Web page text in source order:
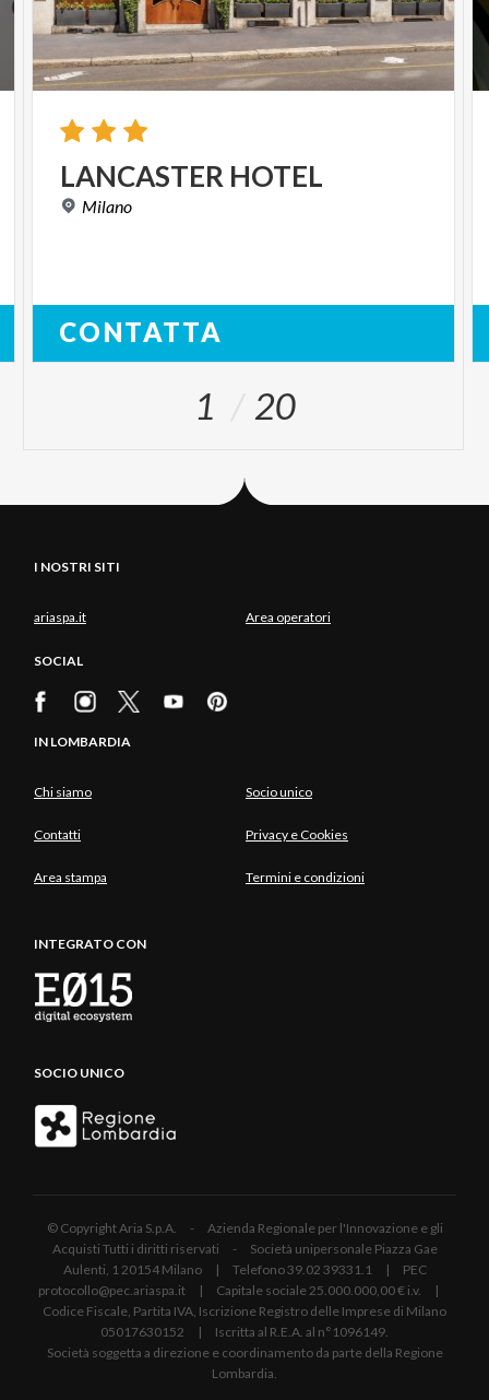
LANCASTER HOTEL
Milano
CONTATTA
1 20
I NOSTRI SITI
ariaspa.it Area operatori
SOCIAL
IN LOMBARDIA
Chi siamo Socio unico
Contatti Privacy e Cookies
Area stampa Termini e condizioni
INTEGRATO CON
SOCIO UNICO
© Copyright Aria S.p.A. - Azienda Regionale per l'Innovazione e gli
Acquisti Tutti i diritti riservati - Società unipersonale Piazza Gae
Aulenti, 1 20154 Milano | Telefono 39.02 39331.1 | PEC
protocollo@pec.ariaspa.it | Capitale sociale 25.000.000,00 € i.v. |
Codice Fiscale, Partita IVA, Iscrizione Registro delle Imprese di Milano
05017630152 | Iscritta al R.E.A. al n°1096149.
Società soggetta a direzione e coordinamento da parte della Regione
Lombardia.